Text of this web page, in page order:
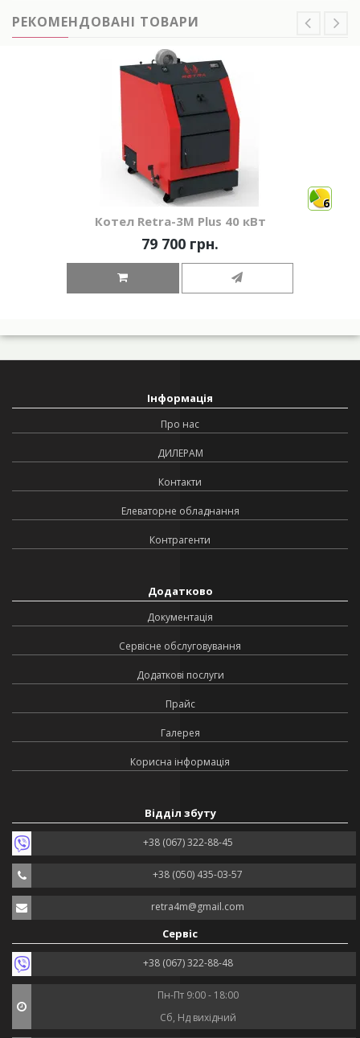
РЕКОМЕНДОВАНІ ТОВАРИ
6
Котел Retra-3М Plus 40 кВт
79 700 грн.
Інформація
Про нас
ДИЛЕРАМ
Контакти
Елеваторне обладнання
Контрагенти
Додатково
Документація
Сервісне обслуговування
Додаткові послуги
Прайс
Галерея
Корисна інформація
Відділ збуту
+38 (067) 322-88-45
+38 (050) 435-03-57
retra4m@gmail.com
Сервіс
+38 (067) 322-88-48
Пн-Пт 9:00 - 18:00
Сб, Нд вихідний